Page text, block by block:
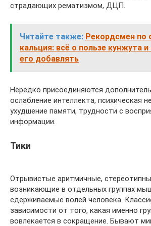
страдающих рематизмом, ДЦП.
Читайте также: Рекордсмен по
кальция: всё о пользе кунжута
его добавлять
Нередко присоединяются
ослабление интеллекта, психическая
ухудшение памяти, трудности с
информации.
Тики
Отрывистые аритмичные,
возникающие в отдельных группах
сдерживаемые волей человека.
зависимости от того, какая именно
вовлекается в сокращение. Бывают